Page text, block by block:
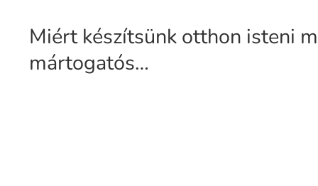
Miért készítsünk otthon isteni
mártogatós…